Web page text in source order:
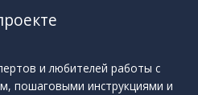
и любителей работы с
пошаговыми инструкциями и